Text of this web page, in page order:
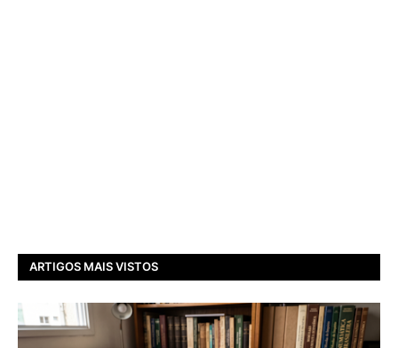
ARTIGOS MAIS VISTOS